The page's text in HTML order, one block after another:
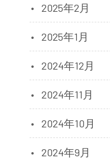
2025年2月
2025年1月
2024年12月
2024年11月
2024年10月
2024年9月